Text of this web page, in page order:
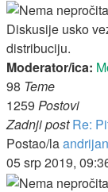
Diskusije usko
distribuciju.
Moderator/ica:
98 Teme
1259 Postovi
Zadnji post Re:
Postao/la
05 srp 2019,